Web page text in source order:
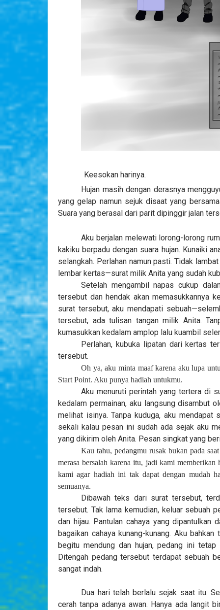
Keesokan harinya.
Hujan masih dengan derasnya
yang gelap namun sejuk disaat yang
Suara yang berasal dari parit dipinggir jalan
Aku berjalan melewati lorong-lorong
kakiku berpadu dengan suara hujan. Kunaiki
selangkah. Perlahan namun pasti. Tidak
lembar kertas—surat milik Anita yang sudah
Setelah mengambil napas cukup
tersebut dan hendak akan memasukkannya
surat tersebut, aku mendapati
tersebut, ada tulisan tangan milik Anita.
kumasukkan kedalam amplop lalu kuambil
Perlahan, kubuka lipatan dari kertas
tersebut.
Oh ya, aku minta maaf karena aku lupa
Start Point. Aku punya hadiah untukmu.
Aku menuruti perintah yang tertera di
kedalam permainan, aku langsung disambut
melihat isinya. Tanpa kuduga, aku
sekali kalau pesan ini sudah ada sejak aku
yang dikirim oleh Anita. Pesan singkat yang
Kau tahu, pedangmu rusak bukan pada
merasa bersalah karena itu, jadi kami
kami agar hadiah ini tak dapat dengan mudah
semuanya.
Dibawah teks dari surat tersebut,
tersebut. Tak lama kemudian, keluar sebuah
dan hijau. Pantulan cahaya yang dipantulkan
bagaikan cahaya kunang-kunang. Aku
begitu mendung dan hujan, pedang ini tetap
Ditengah pedang tersebut terdapat sebuah
sangat indah.
Dua hari telah berlalu sejak saat itu.
cerah tanpa adanya awan. Hanya ada langit